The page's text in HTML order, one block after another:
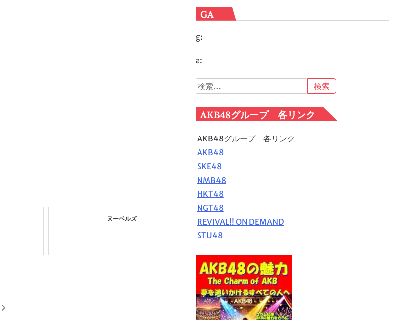
ヌーベルズ
GA
g:
a:
検
索:
AKB48グループ 各リンク
AKB48グループ 各リンク
AKB48
SKE48
NMB48
HKT48
NGT48
REVIVAL!! ON DEMAND
STU48